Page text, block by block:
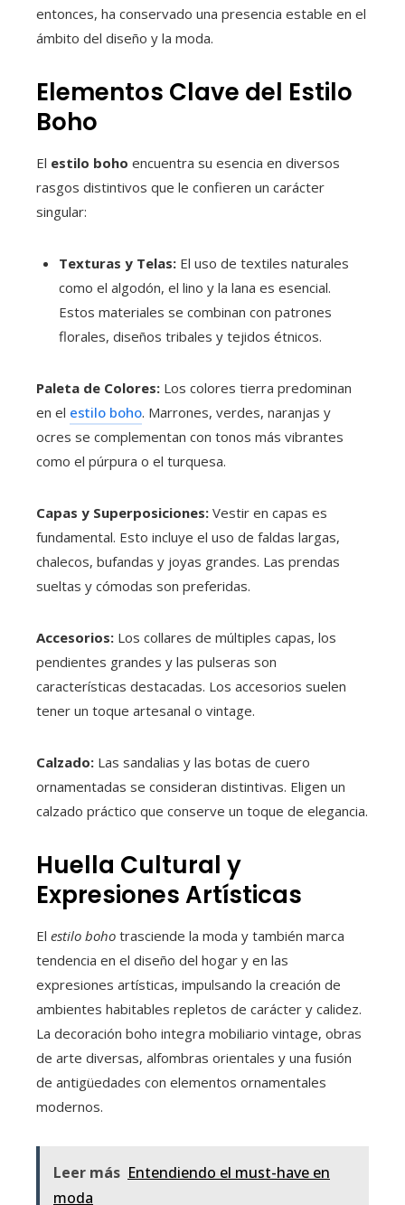
entonces, ha conservado una presencia estable en el
ámbito del diseño y la moda.
Elementos Clave del Estilo
Boho
El estilo boho encuentra su esencia en diversos
rasgos distintivos que le confieren un carácter
singular:
Texturas y Telas: El uso de textiles naturales
como el algodón, el lino y la lana es esencial.
Estos materiales se combinan con patrones
florales, diseños tribales y tejidos étnicos.
Paleta de Colores: Los colores tierra predominan
en el estilo boho. Marrones, verdes, naranjas y
ocres se complementan con tonos más vibrantes
como el púrpura o el turquesa.
Capas y Superposiciones: Vestir en capas es
fundamental. Esto incluye el uso de faldas largas,
chalecos, bufandas y joyas grandes. Las prendas
sueltas y cómodas son preferidas.
Accesorios: Los collares de múltiples capas, los
pendientes grandes y las pulseras son
características destacadas. Los accesorios suelen
tener un toque artesanal o vintage.
Calzado: Las sandalias y las botas de cuero
ornamentadas se consideran distintivas. Eligen un
calzado práctico que conserve un toque de elegancia.
Huella Cultural y
Expresiones Artísticas
El estilo boho trasciende la moda y también marca
tendencia en el diseño del hogar y en las
expresiones artísticas, impulsando la creación de
ambientes habitables repletos de carácter y calidez.
La decoración boho integra mobiliario vintage, obras
de arte diversas, alfombras orientales y una fusión
de antigüedades con elementos ornamentales
modernos.
Leer más Entendiendo el must-have en
moda